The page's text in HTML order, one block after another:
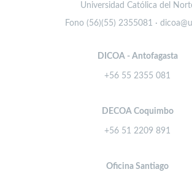
Universidad Católica del
Fono (56)(55) 2355081 ·
DICOA - Antofagasta
+56 55 2355 081
DECOA Coquimbo
+56 51 2209 891
Oficina Santiago